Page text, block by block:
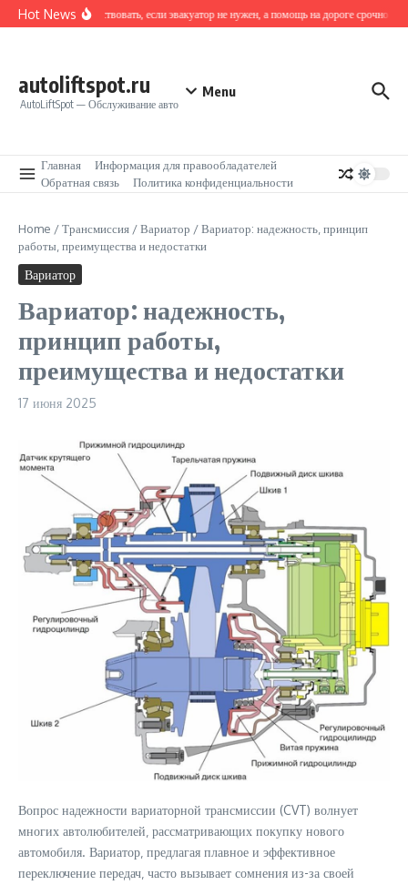
Перейти к содержанию
Hot NewsКак действовать, если эвакуатор не нужен, а помощь на дороге срочно
autoliftspot.ru
AutoLiftSpot — Обслуживание авто
Menu
Главная
Информация для правообладателей
Обратная связь
Политика конфиденциальности
Home /Трансмиссия /Вариатор /Вариатор: надежность‚ принцип
работы‚ преимущества и недостатки
Вариатор
Вариатор: надежность‚
принцип работы‚
преимущества и недостатки
17 июня 2025
Вопрос надежности вариаторной трансмиссии (CVT) волнует
многих автолюбителей‚ рассматривающих покупку нового
автомобиля. Вариатор‚ предлагая плавное и эффективное
переключение передач‚ часто вызывает сомнения из-за своей